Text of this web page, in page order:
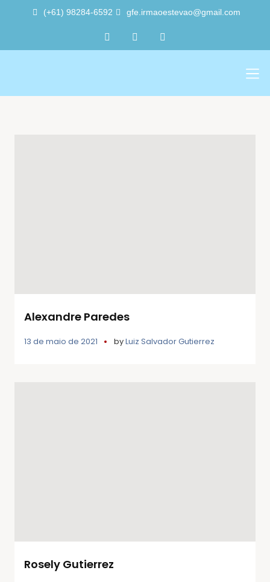
(+61) 98284-6592 gfe.irmaoestevao@gmail.com
Alexandre Paredes
13 de maio de 2021 byLuiz Salvador Gutierrez
Rosely Gutierrez